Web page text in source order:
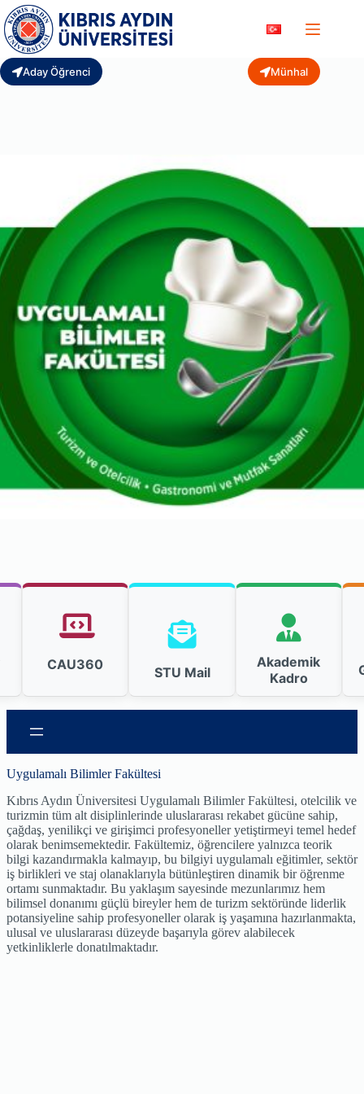
Skip
to
content
Aday Öğrenci Münhal
CAU360 STU Mail
Akademik
Kadro
Uygulamalı Bilimler Fakültesi
Kıbrıs Aydın Üniversitesi Uygulamalı Bilimler Fakültesi, otelcilik ve
turizmin tüm alt disiplinlerinde uluslararası rekabet gücüne sahip,
çağdaş, yenilikçi ve girişimci profesyoneller yetiştirmeyi temel hedef
olarak benimsemektedir. Fakültemiz, öğrencilere yalnızca teorik
bilgi kazandırmakla kalmayıp, bu bilgiyi uygulamalı eğitimler, sektör
iş birlikleri ve staj olanaklarıyla bütünleştiren dinamik bir öğrenme
ortamı sunmaktadır. Bu yaklaşım sayesinde mezunlarımız hem
bilimsel donanımı güçlü bireyler hem de turizm sektöründe liderlik
potansiyeline sahip profesyoneller olarak iş yaşamına hazırlanmakta,
ulusal ve uluslararası düzeyde başarıyla görev alabilecek
yetkinliklerle donatılmaktadır.